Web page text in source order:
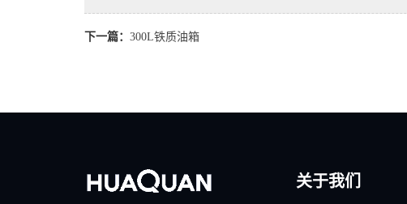
下一篇： 300L铁质油箱
关于我们